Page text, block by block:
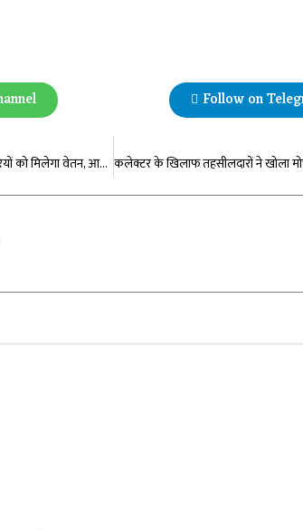
Follow on
हड़ताल अवधि का स्वास्थ्य अधिकारी और कर्मचारियों को मिलेगा वेतन, आदेश जारी …